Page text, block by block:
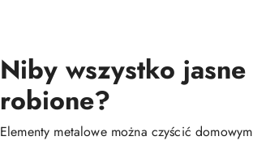
Niby wszystko
robione?
Elementy metalowe można czyścić